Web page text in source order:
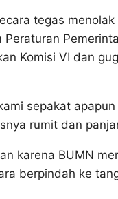
tegas
Komisi VI dan
sepakat
rumit dan
karena BUMN
berpindah ke